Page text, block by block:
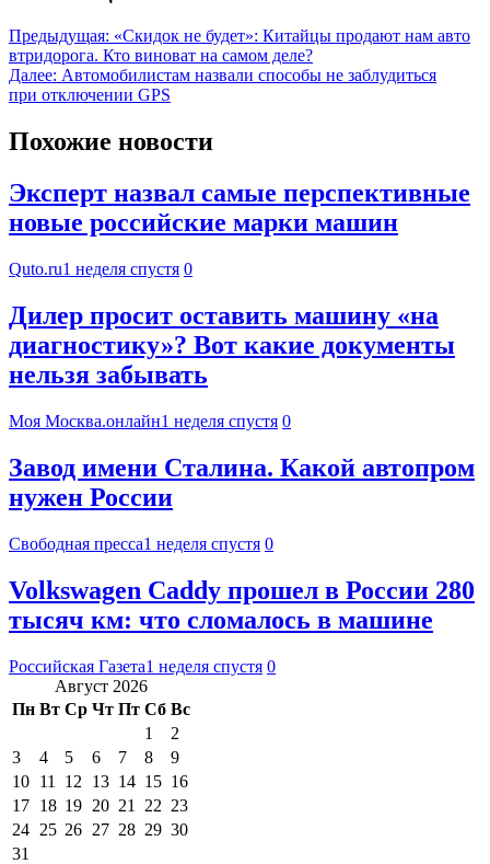
Предыдущая: «Скидок не будет»: Китайцы продают нам авто
втридорога. Кто виноват на самом деле?
Далее: Автомобилистам назвали способы не заблудиться
при отключении GPS
Похожие новости
Эксперт назвал самые перспективные
новые российские марки машин
Quto.ru1 неделя спустя 0
Дилер просит оставить машину «на
диагностику»? Вот какие документы
нельзя забывать
Моя Москва.онлайн1 неделя спустя 0
Завод имени Сталина. Какой автопром
нужен России
Свободная пресса1 неделя спустя 0
Volkswagen Caddy прошел в России 280
тысяч км: что сломалось в машине
Российская Газета1 неделя спустя 0
Август 2026
Пн Вт Ср Чт Пт Сб Вс
1
2
3
4 5 6 7 8
9
10 11 12 13 14 15 16
17 18 19 20 21 22 23
24 25 26 27 28 29 30
31